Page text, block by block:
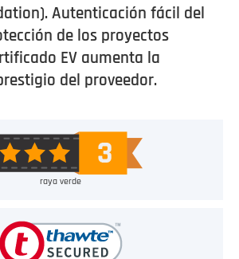
Autenticación fácil del
de los proyectos
EV aumenta la
del proveedor.
raya verde